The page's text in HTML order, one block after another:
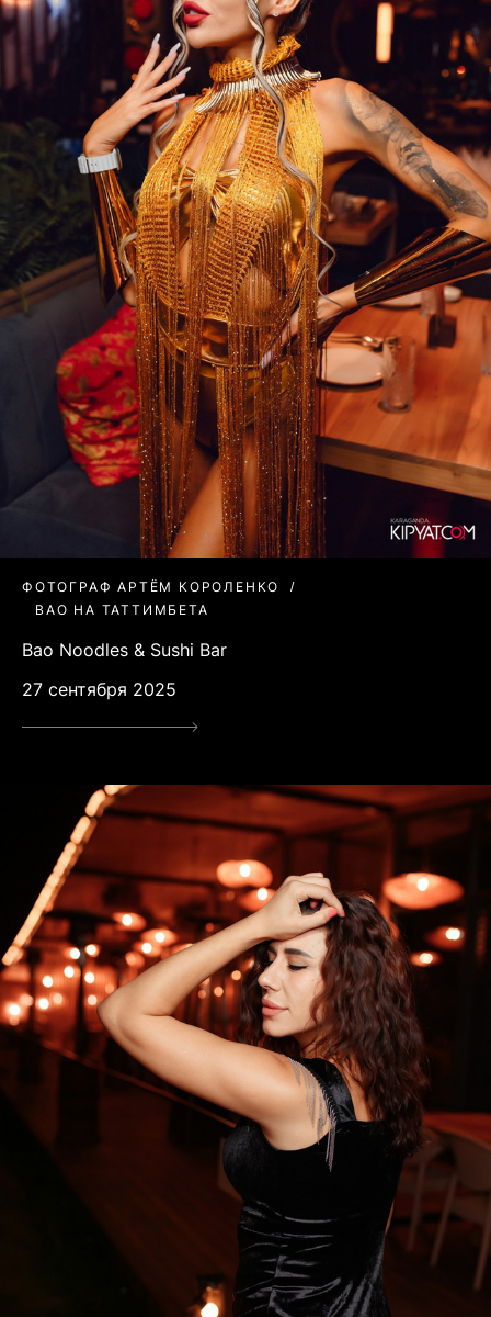
ФОТОГРАФ АРТЁМ КОРОЛЕНКО
BAO НА ТАТТИМБЕТА
Bao Noodles & Sushi Bar
27 сентября 2025